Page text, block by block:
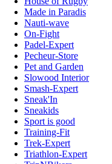
Made in Paradis
Nauti-wave
On-Fight
Padel-Expert
Pecheur-Store
Pet and Garden
Slowood Interior
Smash-Expert
Sneak'In
Sneakids
Sport is good
Training-Fit
Trek-Expert
Triathlon-Expert